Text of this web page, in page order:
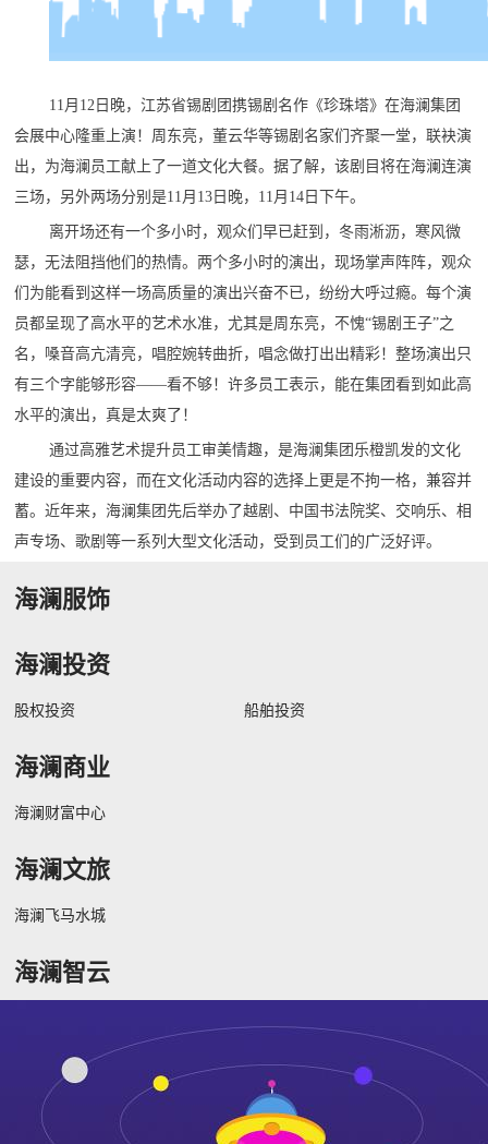
11月12日晚，江苏省锡剧团携锡剧名作《珍珠塔》在海澜集团
会展中心隆重上演！周东亮，董云华等锡剧名家们齐聚一堂，联袂演
出，为海澜员工献上了一道文化大餐。据了解，该剧目将在海澜连演
三场，另外两场分别是11月13日晚，11月14日下午。
离开场还有一个多小时，观众们早已赶到，冬雨淅沥，寒风微
瑟，无法阻挡他们的热情。两个多小时的演出，现场掌声阵阵，观众
们为能看到这样一场高质量的演出兴奋不已，纷纷大呼过瘾。每个演
员都呈现了高水平的艺术水准，尤其是周东亮，不愧“锡剧王子”之
名，嗓音高亢清亮，唱腔婉转曲折，唱念做打出出精彩！整场演出只
有三个字能够形容——看不够！许多员工表示，能在集团看到如此高
水平的演出，真是太爽了！
通过高雅艺术提升员工审美情趣，是海澜集团乐橙凯发的文化
建设的重要内容，而在文化活动内容的选择上更是不拘一格，兼容并
蓄。近年来，海澜集团先后举办了越剧、中国书法院奖、交响乐、相
声专场、歌剧等一系列大型文化活动，受到员工们的广泛好评。
海澜服饰
海澜投资
股权投资 船舶投资
海澜商业
海澜财富中心
海澜文旅
海澜飞马水城
海澜智云